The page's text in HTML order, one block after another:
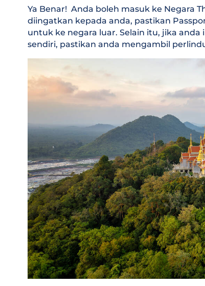
Ya Benar! Anda boleh masuk ke Negara
diingatkan kepada anda, pastikan
untuk ke negara luar. Selain itu, jika
sendiri, pastikan anda mengambil